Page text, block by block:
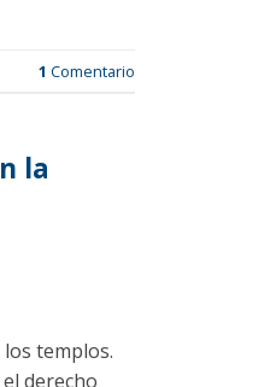
1 Comentario
la
templos.
derecho